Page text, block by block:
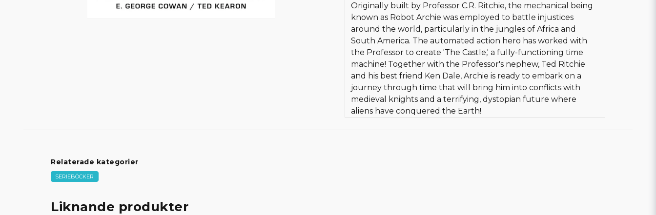
Originally built by Professor C.R. Ritchie, the mechanical being
known as Robot Archie was employed to battle injustices
around the world, particularly in the jungles of Africa and
South America. The automated action hero has worked with
the Professor to create 'The Castle,' a fully-functioning time
machine! Together with the Professor's nephew, Ted Ritchie
and his best friend Ken Dale, Archie is ready to embark on a
journey through time that will bring him into conflicts with
medieval knights and a terrifying, dystopian future where
aliens have conquered the Earth!
Relaterade kategorier
SERIEBÖCKER
Liknande produkter